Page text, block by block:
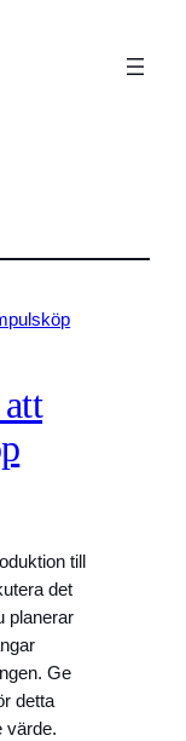
till
det
planerar
Ge
detta
värde.